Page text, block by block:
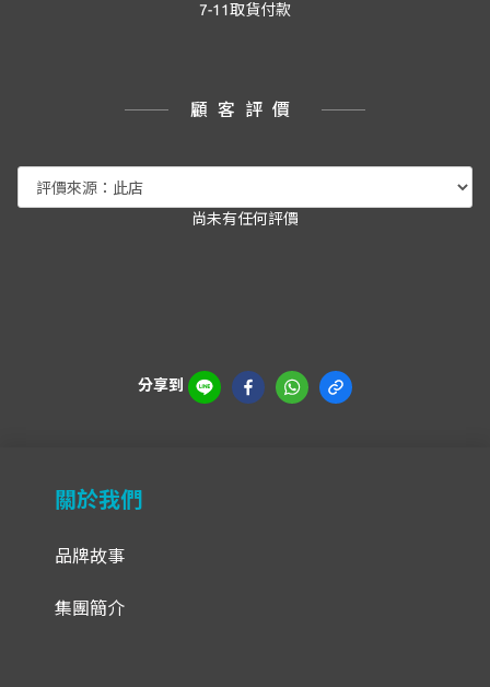
7-11取貨付款
顧客評價
尚未有任何評價
分享到
關於我們
品牌故事
集團簡介